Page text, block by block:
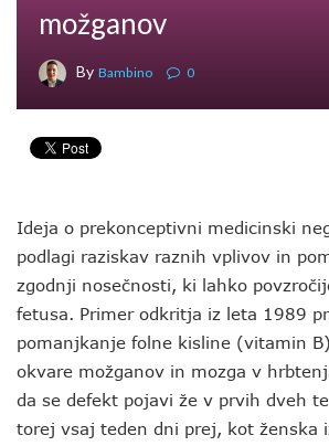
možganov
By Bambino 0
Ideja o prekonceptivni medicinski
podlagi raziskav raznih vplivov in
zgodnji nosečnosti, ki lahko
fetusa. Primer odkritja iz leta 1989
pomanjkanje folne kisline (vitamin
okvare možganov in mozga v
da se defekt pojavi že v prvih dveh
torej vsaj teden dni prej, kot ženska